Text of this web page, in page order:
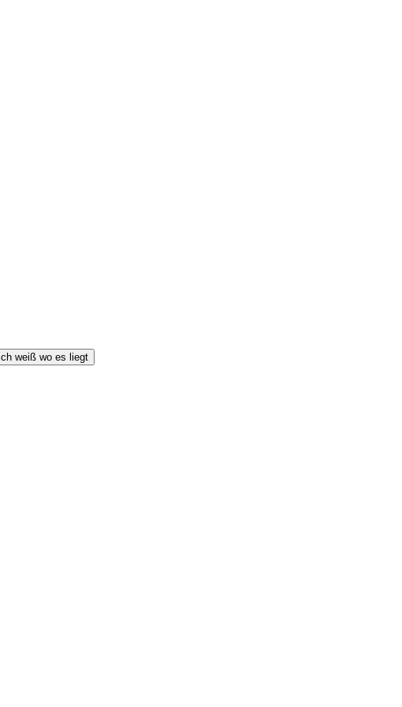
Ich weiß wo es liegt